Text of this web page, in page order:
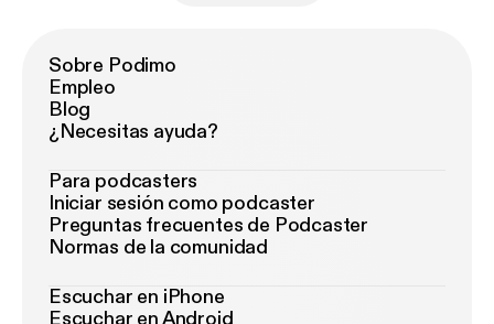
Sobre Podimo
Empleo
Blog
¿Necesitas ayuda?
Para podcasters
Iniciar sesión como podcaster
Preguntas frecuentes de Podcaster
Normas de la comunidad
Escuchar en iPhone
Escuchar en Android